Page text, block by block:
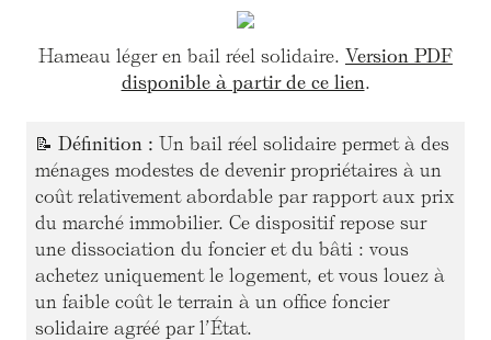
Hameau léger en bail réel solidaire. Version PDF
disponible à partir de ce lien.
📝 Définition : Un bail réel solidaire permet à des
ménages modestes de devenir propriétaires à un
coût relativement abordable par rapport aux prix
du marché immobilier. Ce dispositif repose sur
une dissociation du foncier et du bâti : vous
achetez uniquement le logement, et vous louez à
un faible coût le terrain à un office foncier
solidaire agréé par l’État.